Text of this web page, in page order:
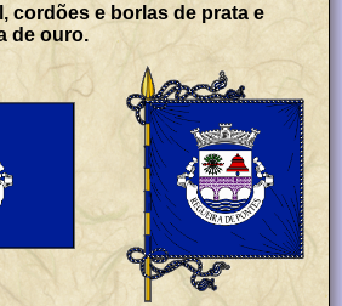
cordões e borlas de prata e
de ouro.